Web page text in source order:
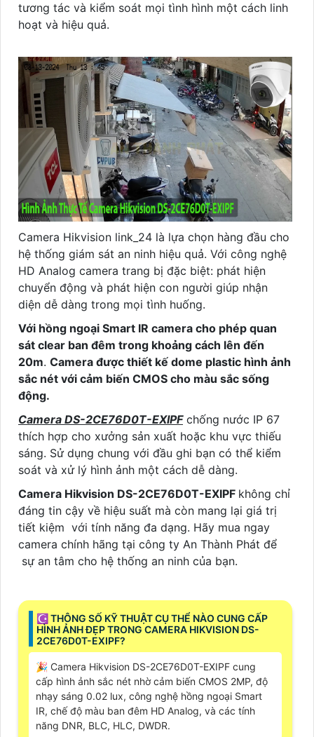
tương tác và kiểm soát mọi tình hình một cách linh
hoạt và hiệu quả.
Camera Hikvision link_24 là lựa chọn hàng đầu cho
hệ thống giám sát an ninh hiệu quả. Với công nghệ
HD Analog camera trang bị đặc biệt: phát hiện
chuyển động và phát hiện con người giúp nhận
diện dễ dàng trong mọi tình huống.
Với hồng ngoại Smart IR camera cho phép quan
sát clear ban đêm trong khoảng cách lên đến
20m. Camera được thiết kế dome plastic hình ảnh
sắc nét với cảm biến CMOS cho màu sắc sống
động.
Camera DS-2CE76D0T-EXIPFchống nước IP 67
thích hợp cho xưởng sản xuất hoặc khu vực thiếu
sáng. Sử dụng chung với đầu ghi bạn có thể kiểm
soát và xử lý hình ảnh một cách dễ dàng.
Camera Hikvision DS-2CE76D0T-EXIPF không chỉ
đáng tin cậy về hiệu suất mà còn mang lại giá trị
tiết kiệm với tính năng đa dạng. Hãy mua ngay
camera chính hãng tại công ty An Thành Phát để
sự an tâm cho hệ thống an ninh của bạn.
☪ THÔNG SỐ KỸ THUẬT CỤ THỂ NÀO CUNG CẤP
HÌNH ẢNH ĐẸP TRONG CAMERA HIKVISION DS-
2CE76D0T-EXIPF?
️🎉 Camera Hikvision DS-2CE76D0T-EXIPF cung
cấp hình ảnh sắc nét nhờ cảm biến CMOS 2MP, độ
nhạy sáng 0.02 lux, công nghệ hồng ngoại Smart
IR, chế độ màu ban đêm HD Analog, và các tính
năng DNR, BLC, HLC, DWDR.